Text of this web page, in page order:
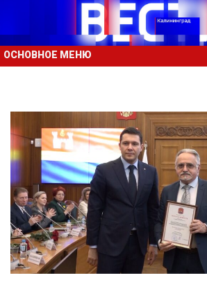
ОСНОВНОЕ МЕНЮ